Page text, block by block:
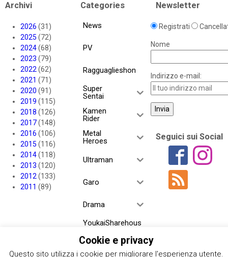
Archivi
2026 (31)
2025 (72)
2024(68)
2023 (79)
2022(62)
2021 (71)
2020 (91)
2019 (115)
2018 (126)
2017(148)
2016 (106)
2015 (116)
2014(118)
2013 (120)
2012(133)
2011 (89)
Categories
News
PV
Ragguaglieshon
Super
Sentai
Kamen
Rider
Metal
Heroes
Ultraman
Garo
Drama
YoukaiSharehous
Project RED
Newsletter
Registrati
Nome
Indirizzo e-mail:
Seguici sui Social
Cookie e privacy
Questo sito utilizza i cookie per migliorare l'esperienza utente.